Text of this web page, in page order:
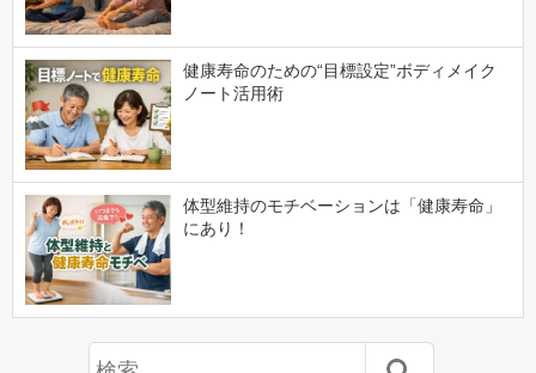
健康寿命のための“目標設定”ボディメイク
ノート活用術
体型維持のモチベーションは「健康寿命」
にあり！